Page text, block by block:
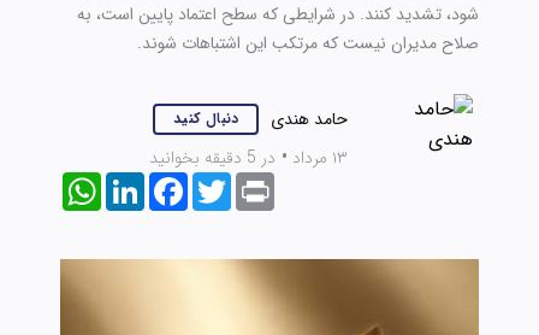
شود، تشدید کنند. در شرایطی که سطح اعتماد پایین است، به
صلاح مدیران نیست که مرتکب این اشتباهات شوند.
حامد هندی دنبال کنید
۱۳ مرداد • در 5 دقیقه بخوانید
WhatsAppLinkedInFacebookTwitterPrint